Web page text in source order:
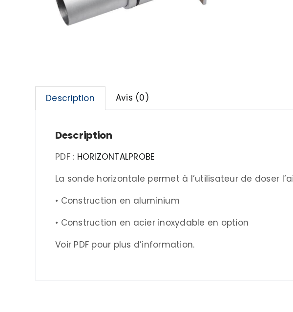
Description Avis (0)
Description
PDF : HORIZONTALPROBE
La sonde horizontale permet à l’utilisateur de doser
• Construction en aluminium
• Construction en acier inoxydable en option
Voir PDF pour plus d’information.